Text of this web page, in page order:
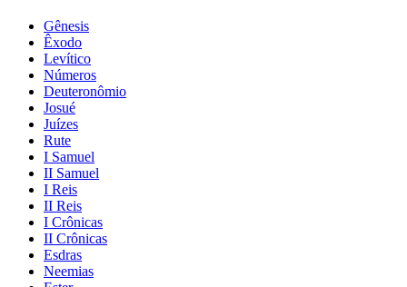
Gênesis
Êxodo
Levítico
Números
Deuteronômio
Josué
Juízes
Rute
I Samuel
II Samuel
I Reis
II Reis
I Crônicas
II Crônicas
Esdras
Neemias